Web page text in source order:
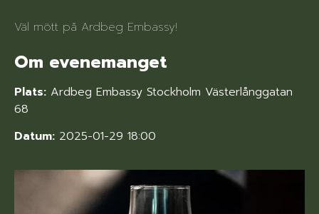
Väl mött på Ardbeg Embassy!
Om evenemanget
Plats: Ardbeg Embassy Stockholm Västerlånggatan
68
Datum: 2025-01-29 18:00